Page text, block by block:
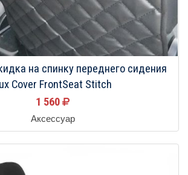
на спинку переднего сидения
Cover FrontSeat Stitch
1 560
Аксессуар